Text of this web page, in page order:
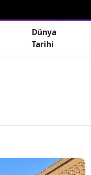
Dünya
Tarihi